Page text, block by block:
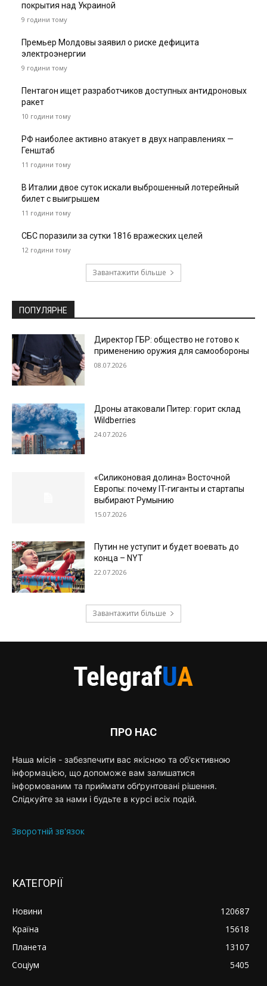
покрытия над Украиной
9 години тому
Премьер Молдовы заявил о риске дефицита
электроэнергии
9 години тому
Пентагон ищет разработчиков доступных антидроновых
ракет
10 години тому
РФ наиболее активно атакует в двух направлениях —
Генштаб
11 години тому
В Италии двое суток искали выброшенный лотерейный
билет с выигрышем
11 години тому
СБС поразили за сутки 1816 вражеских целей
12 години тому
Завантажити більше
ПОПУЛЯРНЕ
Директор ГБР: общество не готово к
применению оружия для самообороны
08.07.2026
Дроны атаковали Питер: горит склад
Wildberries
24.07.2026
«Силиконовая долина» Восточной
Европы: почему IT-гиганты и стартапы
выбирают Румынию
15.07.2026
Путин не уступит и будет воевать до
конца – NYT
22.07.2026
Завантажити більше
ПРО НАС
Наша місія - забезпечити вас якісною та об'єктивною
інформацією, що допоможе вам залишатися
інформованим та приймати обґрунтовані рішення.
Слідкуйте за нами і будьте в курсі всіх подій.
Зворотній зв'язок
КАТЕГОРІЇ
Новини
120687
Країна
15618
Планета
13107
Соціум
5405